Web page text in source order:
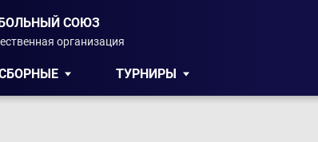
СОЮЗ
организация
ТУРНИРЫ